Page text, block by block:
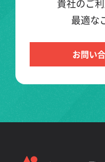
最適な
お問い